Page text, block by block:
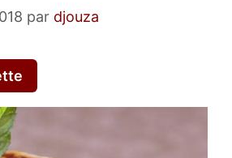
par djouza